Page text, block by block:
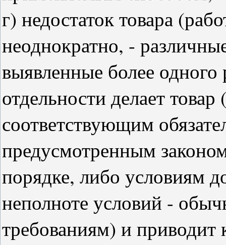
г) недостаток товара
неоднократно, -
выявленные более
отдельности делает
соответствующим
предусмотренным
порядке, либо условиям
неполноте условий -
требованиям) и